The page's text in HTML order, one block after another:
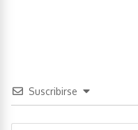
Suscribirse